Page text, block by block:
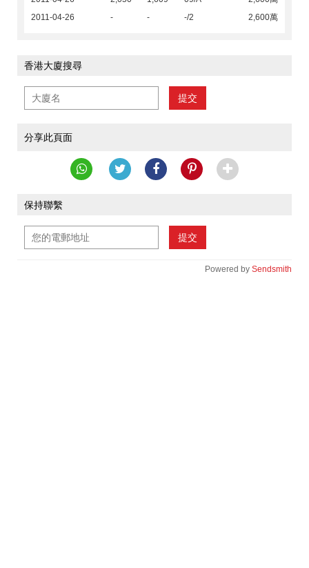
2011-04-26
- - -/2 2,600萬
香港大廈搜尋
提交
分享此頁面
保持聯繫
提交
Powered by Sendsmith